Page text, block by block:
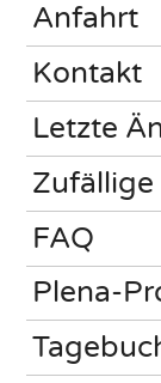
Anfahrt
Kontakt
Letzte
Zufällige
FAQ
Plena-